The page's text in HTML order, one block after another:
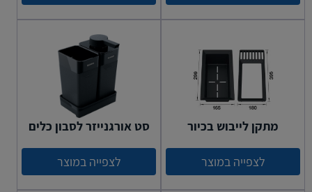
מתקן לייבוש בכיור
לצפייה במוצר
סט אורגנייזר לסבון כלים
לצפייה במוצר